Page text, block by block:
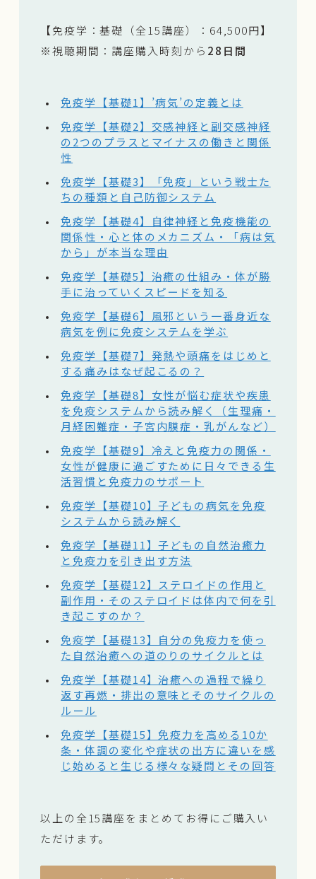
【免疫学：基礎（全15講座）：64,500円】
※視聴期間：講座購入時刻から 28日間
免疫学【基礎1】’病気’の定義とは
免疫学【基礎2】交感神経と副交感神経
の2つのプラスとマイナスの働きと関係
性
免疫学【基礎3】「免疫」という戦士た
ちの種類と自己防御システム
免疫学【基礎4】自律神経と免疫機能の
関係性・心と体のメカニズム・「病は気
から」が本当な理由
免疫学【基礎5】治癒の仕組み・体が勝
手に治っていくスピードを知る
免疫学【基礎6】風邪という一番身近な
病気を例に免疫システムを学ぶ
免疫学【基礎7】発熱や頭痛をはじめと
する痛みはなぜ起こるの？
免疫学【基礎8】女性が悩む症状や疾患
を免疫システムから読み解く（生理痛・
月経困難症・子宮内膜症・乳がんなど）
免疫学【基礎9】冷えと免疫力の関係・
女性が健康に過ごすために日々できる生
活習慣と免疫力のサポート
免疫学【基礎10】子どもの病気を免疫
システムから読み解く
免疫学【基礎11】子どもの自然治癒力
と免疫力を引き出す方法
免疫学【基礎12】ステロイドの作用と
副作用・そのステロイドは体内で何を引
き起こすのか？
免疫学【基礎13】自分の免疫力を使っ
た自然治癒への道のりのサイクルとは
免疫学【基礎14】治癒への過程で繰り
返す再燃・排出の意味とそのサイクルの
ルール
免疫学【基礎15】免疫力を高める10か
条・体調の変化や症状の出方に違いを感
じ始めると生じる様々な疑問とその回答
以上の全15講座をまとめてお得にご購入い
ただけます。